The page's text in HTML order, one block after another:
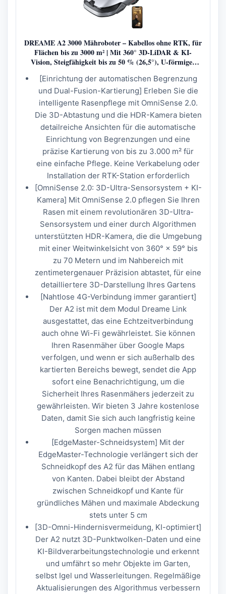
DREAME A2 3000 Mähroboter – Kabellos ohne RTK, für
Flächen bis zu 3000 m² | Mit 360° 3D-LiDAR & KI-
Vision, Steigfähigkeit bis zu 50 % (26,5°), U-förmiger
27 cm x 43.9 cm Mower A2
[Einrichtung der automatischen Begrenzung
und Dual-Fusion-Kartierung] Erleben Sie die
intelligente Rasenpflege mit OmniSense 2.0.
Die 3D-Abtastung und die HDR-Kamera bieten
detailreiche Ansichten für die automatische
Einrichtung von Begrenzungen und eine
präzise Kartierung von bis zu 3.000 m² für
eine einfache Pflege. Keine Verkabelung oder
Installation der RTK-Station erforderlich
[OmniSense 2.0: 3D-Ultra-Sensorsystem + KI-
Kamera] Mit OmniSense 2.0 pflegen Sie Ihren
Rasen mit einem revolutionären 3D-Ultra-
Sensorsystem und einer durch Algorithmen
unterstützten HDR-Kamera, die die Umgebung
mit einer Weitwinkelsicht von 360° × 59° bis
zu 70 Metern und im Nahbereich mit
zentimetergenauer Präzision abtastet, für eine
detailliertere 3D-Darstellung Ihres Gartens
[Nahtlose 4G-Verbindung immer garantiert]
Der A2 ist mit dem Modul Dreame Link
ausgestattet, das eine Echtzeitverbindung
auch ohne Wi-Fi gewährleistet. Sie können
Ihren Rasenmäher über Google Maps
verfolgen, und wenn er sich außerhalb des
kartierten Bereichs bewegt, sendet die App
sofort eine Benachrichtigung, um die
Sicherheit Ihres Rasenmähers jederzeit zu
gewährleisten. Wir bieten 3 Jahre kostenlose
Daten, damit Sie sich auch langfristig keine
Sorgen machen müssen
[EdgeMaster-Schneidsystem] Mit der
EdgeMaster-Technologie verlängert sich der
Schneidkopf des A2 für das Mähen entlang
von Kanten. Dabei bleibt der Abstand
zwischen Schneidkopf und Kante für
gründliches Mähen und maximale Abdeckung
stets unter 5 cm
[3D-Omni-Hindernisvermeidung, KI-optimiert]
Der A2 nutzt 3D-Punktwolken-Daten und eine
KI-Bildverarbeitungstechnologie und erkennt
und umfährt so mehr Objekte im Garten,
selbst Igel und Wasserleitungen. Regelmäßige
Aktualisierungen des Algorithmus verbessern